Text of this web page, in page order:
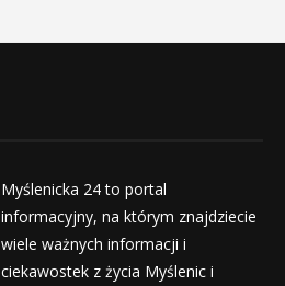
Myślenicka 24 to portal
informacyjny, na którym znajdziecie
wiele ważnych informacji i
ciekawostek z życia Myślenic i